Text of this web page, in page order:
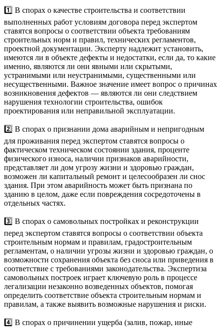
1️⃣ В спорах о качестве строительства и соответствии
выполненных работ условиям договора перед экспертом
ставятся вопросы о соответствии объекта требованиям
строительных норм и правил, технических регламентов,
проектной документации. Эксперту надлежит установить,
имеются ли в объекте дефекты и недостатки, если да, то какие
именно, являются ли они явными или скрытыми,
устранимыми или неустранимыми, существенными или
несущественными. Важное значение имеет вопрос о причинах
возникновения дефектов — являются ли они следствием
нарушения технологии строительства, ошибок
проектирования или неправильной эксплуатации.
2️⃣ В спорах о признании дома аварийным и непригодным
для проживания перед экспертом ставятся вопросы о
фактическом техническом состоянии здания, проценте
физического износа, наличии признаков аварийности,
представляет ли дом угрозу жизни и здоровью граждан,
возможен ли капитальный ремонт и целесообразен ли снос
здания. При этом аварийность может быть признана по
зданию в целом, даже если повреждения сосредоточены в
отдельных частях.
3️⃣ В спорах о самовольных постройках и реконструкции
перед экспертом ставятся вопросы о соответствии объекта
строительным нормам и правилам, градостроительным
регламентам, о наличии угрозы жизни и здоровью граждан, о
возможности сохранения объекта без сноса или приведения в
соответствие с требованиями законодательства. Экспертиза
самовольных построек играет ключевую роль в процессе
легализации незаконно возведенных объектов, помогая
определить соответствие объекта строительным нормам и
правилам, а также выявить возможные нарушения и риски.
4️⃣ В спорах о причинении ущерба (залив, пожар, иные